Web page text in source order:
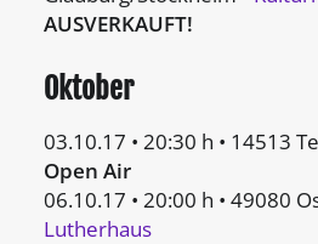
AUSVERKAUFT!
Oktober
03.10.17 • 20:30 h • 14513
Open Air
06.10.17 • 20:00 h • 49080
Lutherhaus